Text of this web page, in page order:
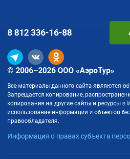
© 2006–2026 ООО «АэроТур»
Все материалы данного сайта являются
Запрещается копирование,
копирования на другие сайты и ресурсы в
использование информации и объектов
правообладателя.
Информация о правах субъекта
8 812336-16-88